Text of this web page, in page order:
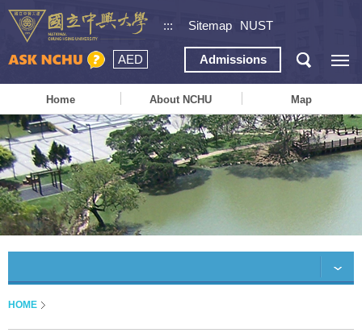
::: Sitemap NUST
AED Admissions
Home About NCHU Map
HOME